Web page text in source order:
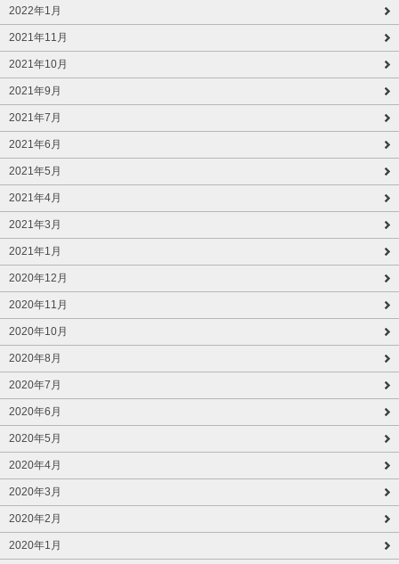
2022年1月
2021年11月
2021年10月
2021年9月
2021年7月
2021年6月
2021年5月
2021年4月
2021年3月
2021年1月
2020年12月
2020年11月
2020年10月
2020年8月
2020年7月
2020年6月
2020年5月
2020年4月
2020年3月
2020年2月
2020年1月